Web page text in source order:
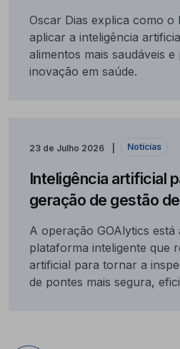
Oscar Dias explica como o
aplicar a inteligência
alimentos mais saudáveis
inovação em saúde.
23 de Julho 2026 Notícias
Inteligência artificial
geração de gestão
A operação GOAlytics
plataforma inteligente que
artificial para tornar a
de pontes mais segura,